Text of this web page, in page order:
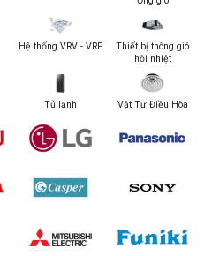
Hệ thống VRV - VRF
Thiết bị thông gió
hồi nhiệt
Tủ lạnh Vật Tư Điều Hòa